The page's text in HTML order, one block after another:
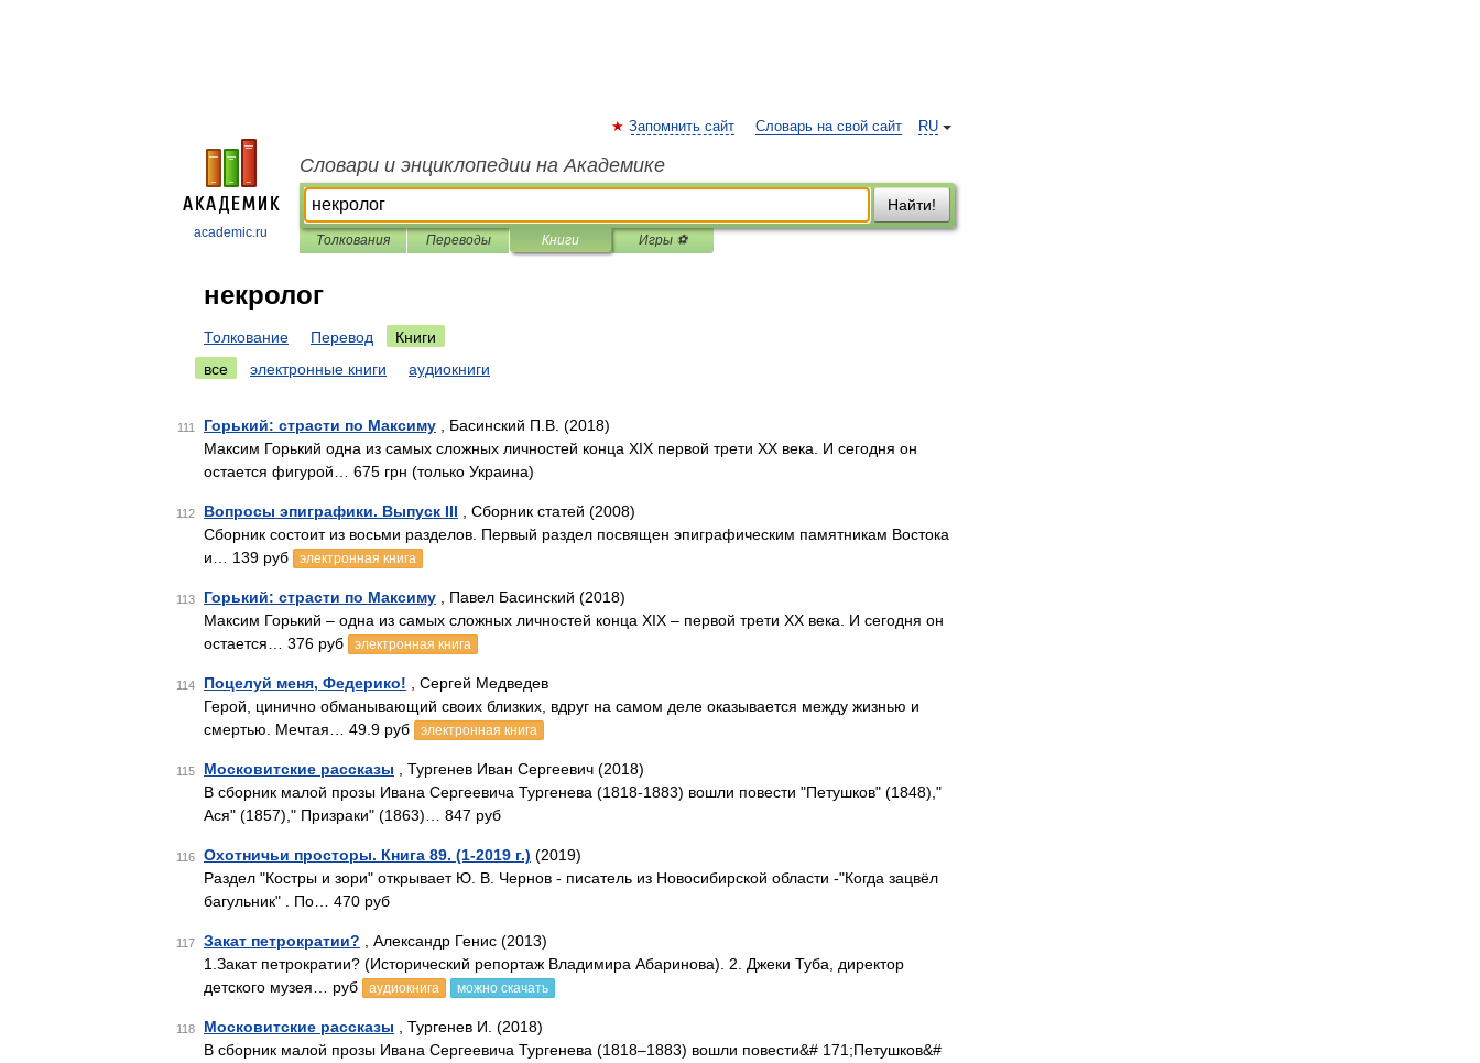
academic.ru
RU
Запомнить сайт Словарь на свой сайт
Словари и энциклопедии на Академике
Найти!
Толкования Переводы Книги Игры ⚽
некролог
Толкование Перевод
Книги
все
электронные книги аудиокниги
111 Горький: страсти по Максиму , Басинский П.В. (2018)
Максим Горький одна из самых сложных личностей конца XIX первой трети ХХ века. И сегодня он
остается фигурой… 675 грн (только Украина)
112 Вопросы эпиграфики. Выпуск III , Сборник статей (2008)
Сборник состоит из восьми разделов. Первый раздел посвящен эпиграфическим памятникам Востока
и… 139 руб
электронная книга
113 Горький: страсти по Максиму , Павел Басинский (2018)
Максим Горький – одна из самых сложных личностей конца XIX – первой трети ХХ века. И сегодня он
остается… 376 руб
электронная книга
114 Поцелуй меня, Федерико! , Сергей Медведев
Герой, цинично обманывающий своих близких, вдруг на самом деле оказывается между жизнью и
смертью. Мечтая… 49.9 руб
электронная книга
115 Московитские рассказы , Тургенев Иван Сергеевич (2018)
В сборник малой прозы Ивана Сергеевича Тургенева (1818-1883) вошли повести "Петушков" (1848),"
Ася" (1857)," Призраки" (1863)… 847 руб
116 Охотничьи просторы. Книга 89. (1-2019 г.) (2019)
Раздел "Костры и зори" открывает Ю. В. Чернов - писатель из Новосибирской области -"Когда зацвёл
багульник" . По… 470 руб
117 Закат петрократии? , Александр Генис (2013)
1.Закат петрократии? (Исторический репортаж Владимира Абаринова). 2. Джеки Туба, директор
детского музея… руб
аудиокнига можно скачать
118 Московитские рассказы , Тургенев И. (2018)
В сборник малой прозы Ивана Сергеевича Тургенева (1818–1883) вошли повести&# 171;Петушков&#